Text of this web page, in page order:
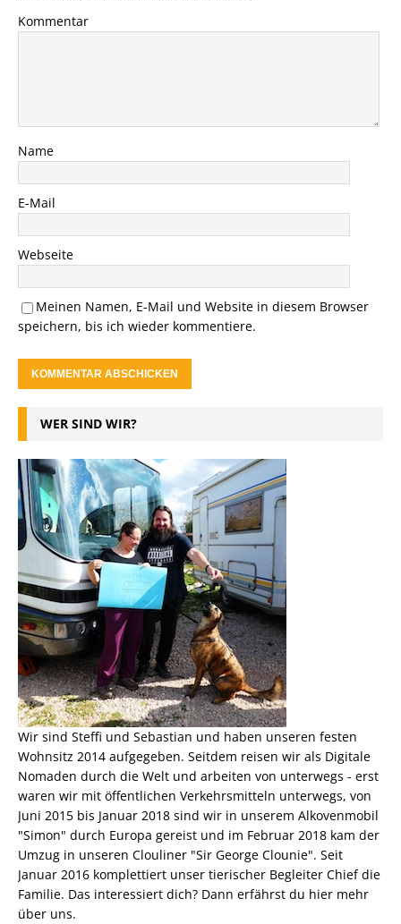
Kommentar
Name
E-Mail
Webseite
Meinen Namen, E-Mail und Website in diesem Browser
speichern, bis ich wieder kommentiere.
WER SIND WIR?
Wir sind Steffi und Sebastian und haben unseren festen
Wohnsitz 2014 aufgegeben. Seitdem reisen wir als Digitale
Nomaden durch die Welt und arbeiten von unterwegs - erst
waren wir mit öffentlichen Verkehrsmitteln unterwegs, von
Juni 2015 bis Januar 2018 sind wir in unserem Alkovenmobil
"Simon" durch Europa gereist und im Februar 2018 kam der
Umzug in unseren Clouliner "Sir George Clounie". Seit
Januar 2016 komplettiert unser tierischer Begleiter Chief die
Familie. Das interessiert dich? Dann erfährst du hier mehr
über uns.